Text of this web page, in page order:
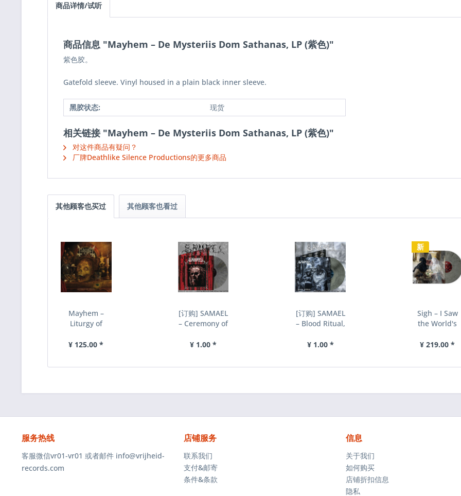
商品详情/试听
商品信息 "Mayhem ‎– De Mysteriis Dom Sathanas, LP (紫色)"
紫色胶。
Gatefold sleeve. Vinyl housed in a plain black inner sleeve.
黑胶状态: 现货
相关链接 "Mayhem ‎– De Mysteriis Dom Sathanas, LP (紫色)"
对这件商品有疑问？
厂牌Deathlike Silence Productions的更多商品
其他顾客也买过 其他顾客也看过
Mayhem –
Liturgy of
¥ 125.00 *
[订购] SAMAEL
‎– Ceremony of
(灰喷溅)...
¥ 1.00 *
[订购] SAMAEL
‎– Blood Ritual,
款1|189]
¥ 1.00 *
新
Sigh ‎– I Saw
the World's
Hangman's
¥ 219.00 *
服务热线
客服微信vr01-vr01 或者邮件 info@vrijheid-
records.com
店铺服务
联系我们
支付&邮寄
条件&条款
信息
关于我们
如何购买
店铺折扣信息
隐私